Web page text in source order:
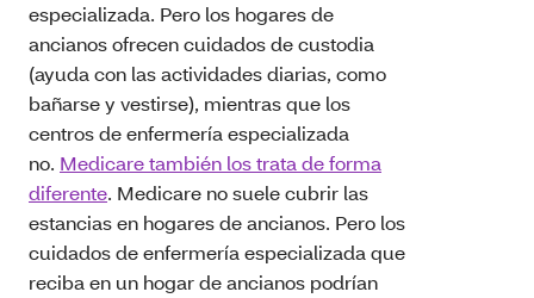
especializada. Pero los hogares de
ancianos ofrecen cuidados de custodia
(ayuda con las actividades diarias, como
bañarse y vestirse), mientras que los
centros de enfermería especializada
no. Medicare también los trata de forma
diferente. Medicare no suele cubrir las
estancias en hogares de ancianos. Pero los
cuidados de enfermería especializada que
reciba en un hogar de ancianos podrían